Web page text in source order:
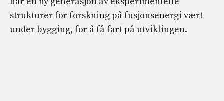
strukturer for forskning på fusjonsenergi vært
under bygging, for å få fart på utviklingen.